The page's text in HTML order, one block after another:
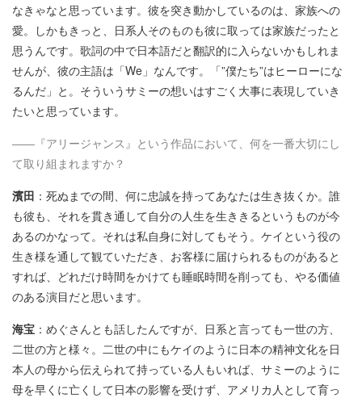
なきゃなと思っています。彼を突き動かしているのは、家族への
愛。しかもきっと、日系人そのものも彼に取っては家族だったと
思うんです。歌詞の中で日本語だと翻訳的に入らないかもしれま
せんが、彼の主語は「We」なんです。「”僕たち”はヒーローにな
るんだ」と。そういうサミーの想いはすごく大事に表現していき
たいと思っています。
――『アリージャンス』という作品において、何を一番大切にし
て取り組まれますか？
濱田 ：死ぬまでの間、何に忠誠を持ってあなたは生き抜くか。誰
も彼も、それを貫き通して自分の人生を生ききるというものが今
あるのかなって。それは私自身に対してもそう。ケイという役の
生き様を通して観ていただき、お客様に届けられるものがあると
すれば、どれだけ時間をかけても睡眠時間を削っても、やる価値
のある演目だと思います。
海宝 ：めぐさんとも話したんですが、日系と言っても一世の方、
二世の方と様々。二世の中にもケイのように日本の精神文化を日
本人の母から伝えられて持っている人もいれば、サミーのように
母を早くに亡くして日本の影響を受けず、アメリカ人として育っ